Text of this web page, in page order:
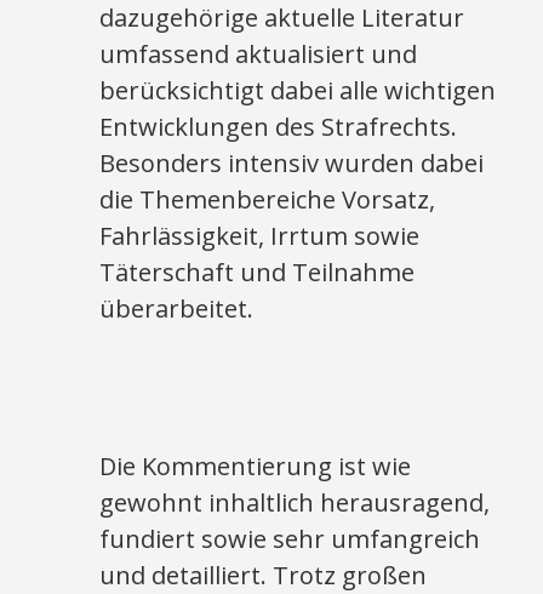
dazugehörige aktuelle Literatur
umfassend aktualisiert und
berücksichtigt dabei alle wichtigen
Entwicklungen des Strafrechts.
Besonders intensiv wurden dabei
die Themenbereiche Vorsatz,
Fahrlässigkeit, Irrtum sowie
Täterschaft und Teilnahme
überarbeitet.
Die Kommentierung ist wie
gewohnt inhaltlich herausragend,
fundiert sowie sehr umfangreich
und detailliert. Trotz großen